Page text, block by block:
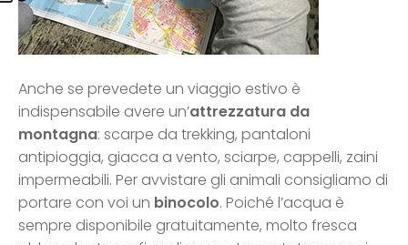
Anche se prevedete un viaggio estivo è
indispensabile avere un’attrezzatura da
montagna: scarpe da trekking, pantaloni
antipioggia, giacca a vento, sciarpe, cappelli, zaini
impermeabili. Per avvistare gli animali consigliamo di
portare con voi un binocolo. Poiché l’acqua è
sempre disponibile gratuitamente, molto fresca